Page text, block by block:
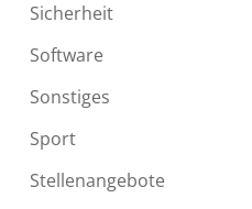
Sicherheit
Software
Sonstiges
Sport
Stellenangebote